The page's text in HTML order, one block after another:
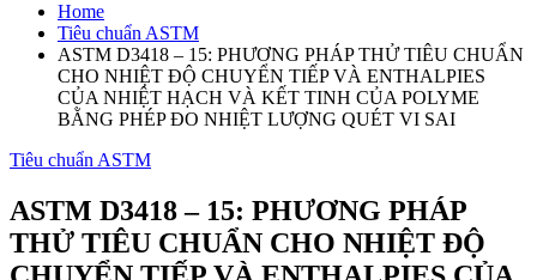
Home
Tiêu chuẩn ASTM
ASTM D3418 – 15: PHƯƠNG PHÁP THỬ TIÊU CHUẨN
CHO NHIỆT ĐỘ CHUYỂN TIẾP VÀ ENTHALPIES
CỦA NHIỆT HẠCH VÀ KẾT TINH CỦA POLYME
BẰNG PHÉP ĐO NHIỆT LƯỢNG QUÉT VI SAI
Tiêu chuẩn ASTM
ASTM D3418 – 15: PHƯƠNG PHÁP
THỬ TIÊU CHUẨN CHO NHIỆT ĐỘ